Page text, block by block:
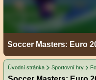
Soccer Masters: Euro
Úvodní stránka Sportovní hry